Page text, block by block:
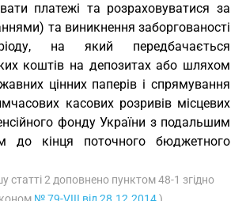
платежі та розраховуватися за
та виникнення заборгованості
на який передбачається
коштів на депозитах або шляхом
цінних паперів і спрямування
касових розривів місцевих
фонду України з подальшим
до кінця поточного бюджетного
статті 2 доповнено пунктом 48-1 згідно